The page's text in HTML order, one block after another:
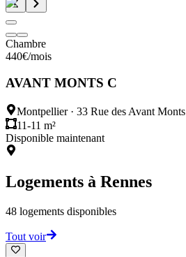
Chambre
440€/mois
AVANT MONTS C
Montpellier· 33 Rue des Avant Monts
11-11 m²
Disponible maintenant
Logements à Rennes
48 logements disponibles
Tout voir